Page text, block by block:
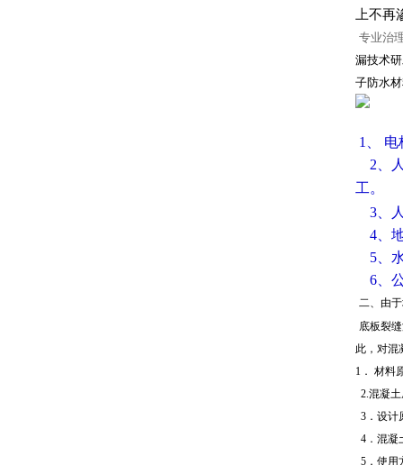
上不再
专业治
漏技术
子防水
1、
2、
工。
3、
4、
5、
6、
二、由
底板裂
此，对混
1． 材料
2.混凝
3．设计
4 ．混
5．使用